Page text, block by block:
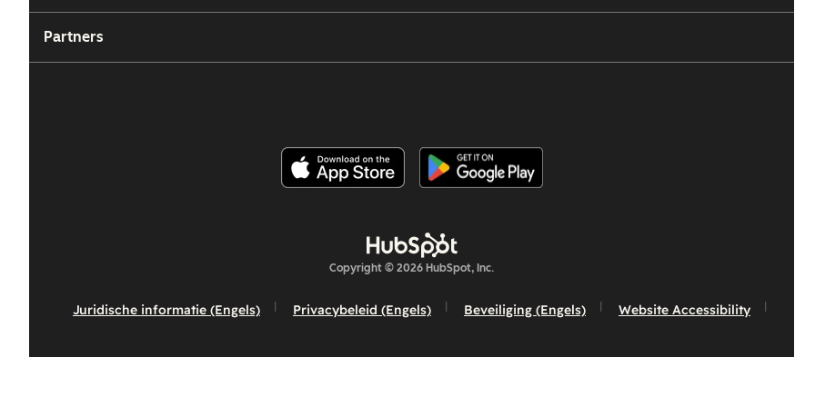
Partners
Copyright © 2026 HubSpot, Inc.
Juridische informatie (Engels) Privacybeleid (Engels) Beveiliging (Engels) Website Accessibility